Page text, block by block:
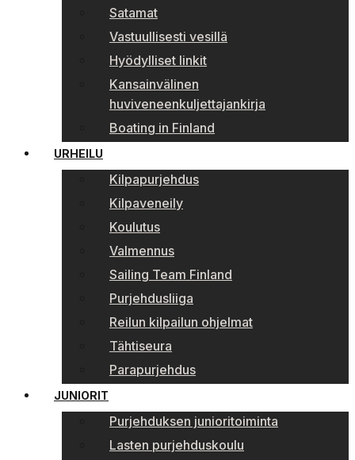
Satamat
Vastuullisesti vesillä
Hyödylliset linkit
Kansainvälinen
huviveneenkuljettajankirja
Boating in Finland
URHEILU
Kilpapurjehdus
Kilpaveneily
Koulutus
Valmennus
Sailing Team Finland
Purjehdusliiga
Reilun kilpailun ohjelmat
Tähtiseura
Parapurjehdus
JUNIORIT
Purjehduksen junioritoiminta
Lasten purjehduskoulu